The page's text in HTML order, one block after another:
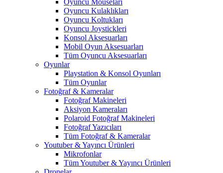
Oyuncu Mouseları
Oyuncu Kulaklıkları
Oyuncu Koltukları
Oyuncu Joystickleri
Konsol Aksesuarları
Mobil Oyun Aksesuarları
Tüm Oyuncu Aksesuarları
Oyunlar
Playstation & Konsol Oyunları
Tüm Oyunlar
Fotoğraf & Kameralar
Fotoğraf Makineleri
Aksiyon Kameraları
Polaroid Fotoğraf Makineleri
Fotoğraf Yazıcıları
Tüm Fotoğraf & Kameralar
Youtuber & Yayıncı Ürünleri
Mikrofonlar
Tüm Youtuber & Yayıncı Ürünleri